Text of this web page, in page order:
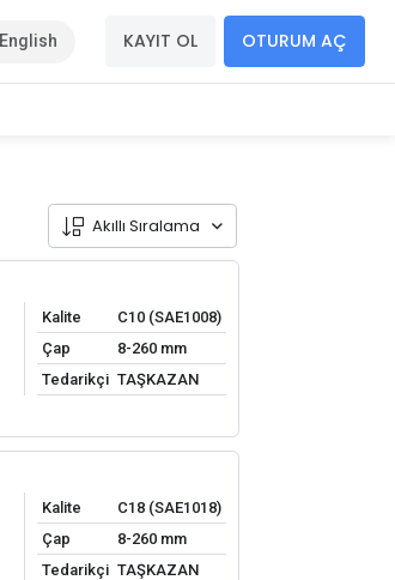
English KAYIT OL OTURUM AÇ
Akıllı Sıralama
Kalite
C10 (SAE1008)
Çap
8-260 mm
Tedarikçi TAŞKAZAN
Kalite
C18 (SAE1018)
Çap
8-260 mm
Tedarikçi TAŞKAZAN